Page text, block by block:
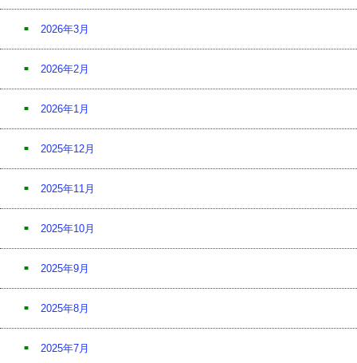
2026年3月
2026年2月
2026年1月
2025年12月
2025年11月
2025年10月
2025年9月
2025年8月
2025年7月